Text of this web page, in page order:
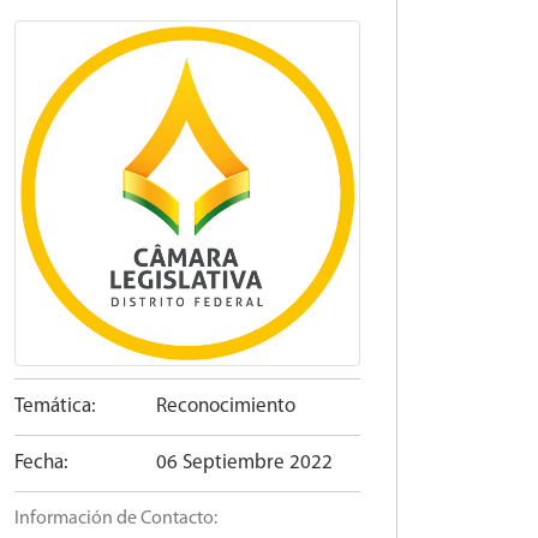
Temática: Reconocimiento
Fecha: 06 Septiembre 2022
Información de Contacto: